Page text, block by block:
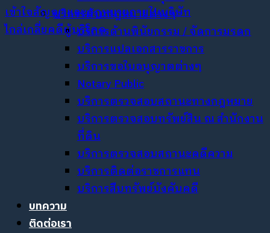
บริการด้านกฎหมายต่างๆ
บริการด้านพินัยกรรม / จัดการมรดก
บริการแปลเอกสารราชการ
บริการขอใบอนุญาตต่างๆ
Notary Public
บริการตรวจสอบสถานะทางกฎหมาย
บริการตรวจสอบทรัพย์สิน ณ สำนักงาน
ที่ดิน
บริการตรวจสอบสถานะคดีความ
บริการติดต่อราชการแทน
บริการสืบทรัพย์บังคับคดี
บทความ
ติดต่อเรา
เข้าใจสัญญาและกฎหมายภายในบริษัท
ไกล่เกลี่ยคดีผู้บริโภค